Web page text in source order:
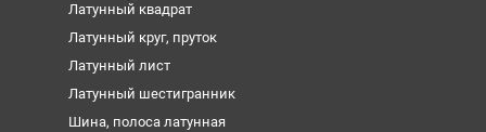
Латунный квадрат
Латунный круг, пруток
Латунный лист
Латунный шестигранник
Шина, полоса латунная